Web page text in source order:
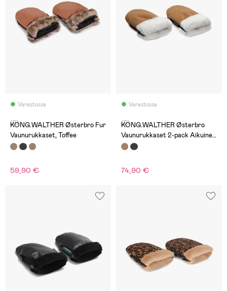
Varastossa
(0)
KONG.WALTHER Østerbro Fur
Vaunurukkaset, Toffee
59,90 €
Varastossa
(0)
KONG.WALTHER Østerbro
Vaunurukkaset 2-pack Aikuinen
& Mini, Brown
74,90 €